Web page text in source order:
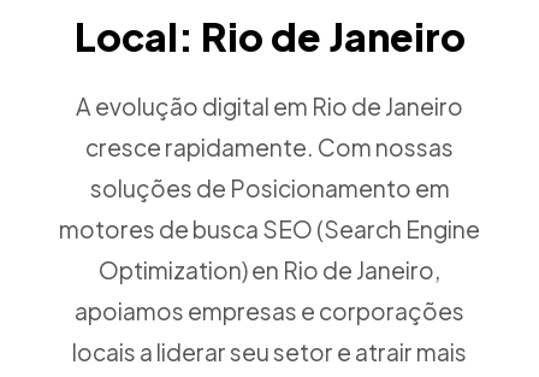
Local: Rio de Janeiro
A evolução digital em Rio de Janeiro
cresce rapidamente. Com nossas
soluções de Posicionamento em
motores de busca SEO (Search Engine
Optimization) en Rio de Janeiro,
apoiamos empresas e corporações
locais a liderar seu setor e atrair mais